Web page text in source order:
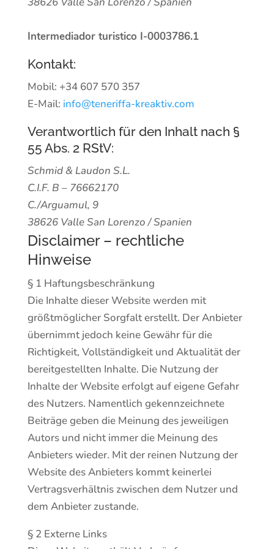
Intermediador turistico I-0003786.1
Kontakt:
Mobil: +34 607 570 357
E-Mail: info@teneriffa-kreaktiv.com
Verantwortlich für den Inhalt nach §
55 Abs. 2 RStV:
Schmid & Laudon S.L.
C.I.F. B – 76662170
C./Arguamul, 9
38626 Valle San Lorenzo / Spanien
Disclaimer – rechtliche
Hinweise
§ 1 Haftungsbeschränkung
Die Inhalte dieser Website werden mit
größtmöglicher Sorgfalt erstellt. Der Anbieter
übernimmt jedoch keine Gewähr für die
Richtigkeit, Vollständigkeit und Aktualität der
bereitgestellten Inhalte. Die Nutzung der
Inhalte der Website erfolgt auf eigene Gefahr
des Nutzers. Namentlich gekennzeichnete
Beiträge geben die Meinung des jeweiligen
Autors und nicht immer die Meinung des
Anbieters wieder. Mit der reinen Nutzung der
Website des Anbieters kommt keinerlei
Vertragsverhältnis zwischen dem Nutzer und
dem Anbieter zustande.
§ 2 Externe Links